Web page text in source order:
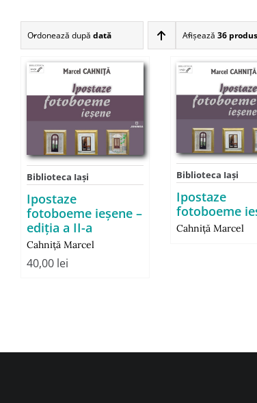
Ordonează după dată Afişează 36
Biblioteca Iaşi
Ipostaze
fotoboeme ieşene –
ediţia a II-a
Cahniţă Marcel
40,00 lei
Biblioteca Iaşi
Ipostaze
fotoboeme
Cahniţă Marcel